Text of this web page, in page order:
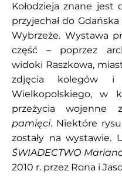
Kołodzieja znane
przyjechał do
Wybrzeże. Wystawa
część – poprzez
widoki Raszkowa,
zdjęcia kolegów i
Wielkopolskiego, w
przeżycia
pamięci. Niektóre
zostały na wystawie.
ŚWIADECTWO
2010 r. przez Rona i